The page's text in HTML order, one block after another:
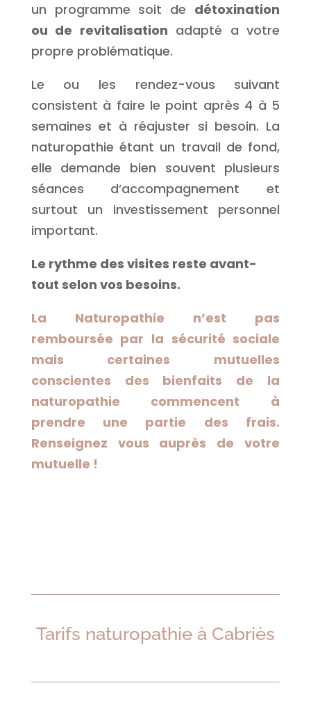
un programme soit de détoxination
ou de revitalisation adapté a votre
propre problématique.
Le ou les rendez-vous suivant
consistent à faire le point après 4 à 5
semaines et à réajuster si besoin. La
naturopathie étant un travail de fond,
elle demande bien souvent plusieurs
séances d’accompagnement et
surtout un investissement personnel
important.
Le rythme des visites reste avant-
tout selon vos besoins.
La Naturopathie n’est pas
remboursée par la sécurité sociale
mais certaines mutuelles
conscientes des bienfaits de la
naturopathie commencent à
prendre une partie des frais.
Renseignez vous auprès de votre
mutuelle !
Tarifs naturopathie à Cabriès